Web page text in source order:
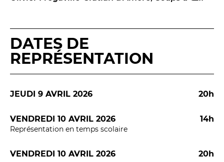
Newsletter
DATES DE
REPRÉSENTATION
JEUDI 9 AVRIL 2026 20h
VENDREDI 10 AVRIL 2026 14h
Représentation en temps scolaire
VENDREDI 10 AVRIL 2026 20h